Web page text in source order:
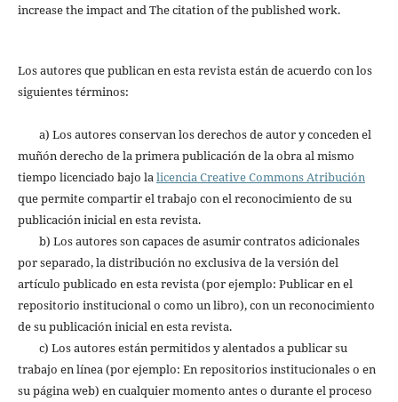
increase the impact and The citation of the published work.
Los autores que publican en esta revista están de acuerdo con los
siguientes términos:
a) Los autores conservan los derechos de autor y conceden el
muñón derecho de la primera publicación de la obra al mismo
tiempo licenciado bajo lalicencia Creative Commons Atribución
que permite compartir el trabajo con el reconocimiento de su
publicación inicial en esta revista.
b) Los autores son capaces de asumir contratos adicionales
por separado, la distribución no exclusiva de la versión del
artículo publicado en esta revista (por ejemplo: Publicar en el
repositorio institucional o como un libro), con un reconocimiento
de su publicación inicial en esta revista.
c) Los autores están permitidos y alentados a publicar su
trabajo en línea (por ejemplo: En repositorios institucionales o en
su página web) en cualquier momento antes o durante el proceso